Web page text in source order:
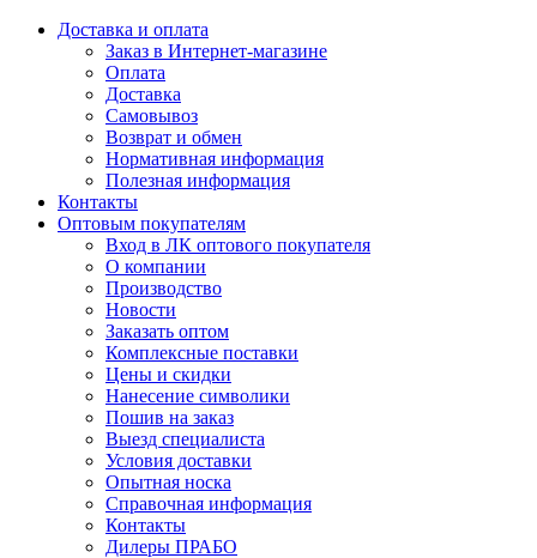
Доставка и оплата
Заказ в Интернет-магазине
Оплата
Доставка
Самовывоз
Возврат и обмен
Нормативная информация
Полезная информация
Контакты
Оптовым покупателям
Вход в ЛК оптового покупателя
О компании
Производство
Новости
Заказать оптом
Комплексные поставки
Цены и скидки
Нанесение символики
Пошив на заказ
Выезд специалиста
Условия доставки
Опытная носка
Справочная информация
Контакты
Дилеры ПРАБО